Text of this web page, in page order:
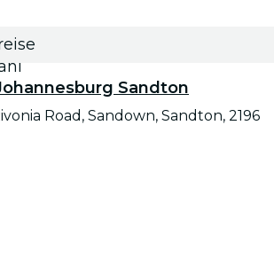
Sandton
Road, Sandown, Sandton, 2196